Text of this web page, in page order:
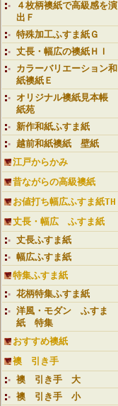
４枚柄襖紙で高級感を演
出Ｆ
特殊加工ふすま紙Ｇ
丈長・幅広の襖紙ＨＩ
カラーバリエーション和
紙襖紙Ｅ
オリジナル襖紙見本帳
紙苑
新作和紙ふすま紙
越前和紙襖紙 壁紙
江戸からかみ
昔ながらの高級襖紙
お値打ち幅広ふすま紙TH
丈長・幅広 ふすま紙
丈長ふすま紙
幅広ふすま紙
特集ふすま紙
花柄特集ふすま紙
洋風・モダン ふすま
紙 特集
おすすめ襖紙
襖 引き手
襖 引き手 大
襖 引き手 小